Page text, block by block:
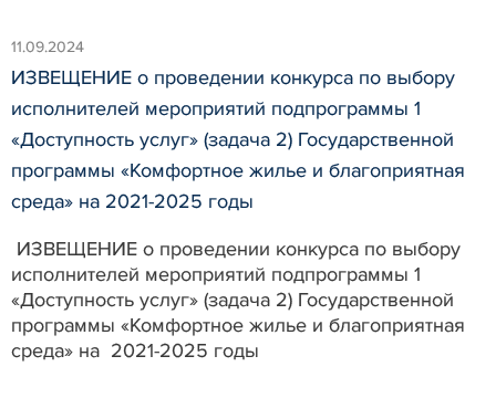
11.09.2024
ИЗВЕЩЕНИЕ о проведении конкурса по выбору
исполнителей мероприятий подпрограммы 1
«Доступность услуг» (задача 2) Государственной
программы «Комфортное жилье и благоприятная
среда» на 2021-2025 годы
ИЗВЕЩЕНИЕ о проведении конкурса по выбору
исполнителей мероприятий подпрограммы 1
«Доступность услуг» (задача 2) Государственной
программы «Комфортное жилье и благоприятная
среда» на 2021-2025 годы